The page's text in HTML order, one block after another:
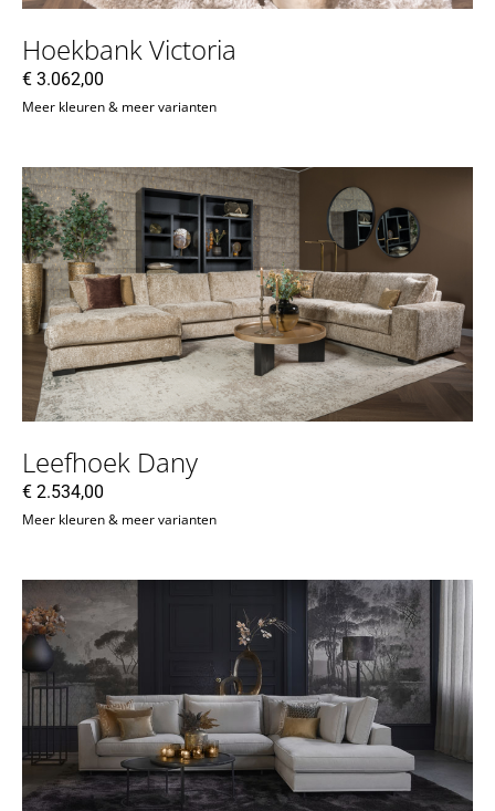
Hoekbank Victoria
€ 3.062,00
Meer kleuren & meer varianten
Leefhoek Dany
€ 2.534,00
Meer kleuren & meer varianten